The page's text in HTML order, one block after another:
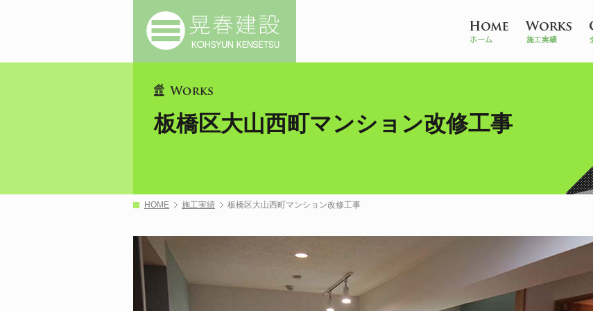
板橋区大山西町マンション改修工事
HOME 施工実績 板橋区大山西町マンション改修工事